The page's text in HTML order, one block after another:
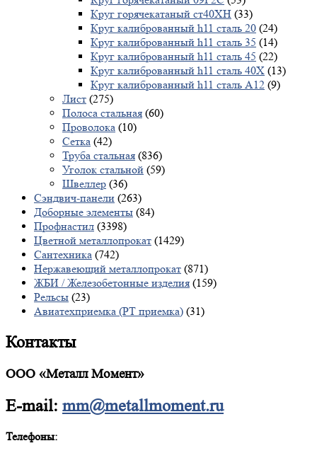
Круг горячекатаный ст40ХН (33)
Круг калиброванный h11 сталь 20 (24)
Круг калиброванный h11 сталь 35 (14)
Круг калиброванный h11 сталь 45 (22)
Круг калиброванный h11 сталь 40X (13)
Круг калиброванный h11 сталь А12 (9)
Лист (275)
Полоса стальная (60)
Проволока (10)
Сетка (42)
Труба стальная (836)
Уголок стальной (59)
Швеллер (36)
Сэндвич-панели (263)
Доборные элементы (84)
Профнастил (3398)
Цветной металлопрокат (1429)
Сантехника (742)
Нержавеющий металлопрокат (871)
ЖБИ / Железобетонные изделия (159)
Рельсы (23)
Авиатехприемка (РТ приемка) (31)
Контакты
ООО «Металл Момент»
E-mail: mm@metallmoment.ru
Телефоны: